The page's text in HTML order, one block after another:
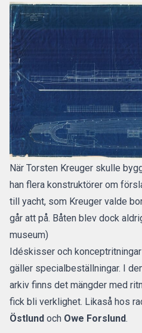
När Torsten Kreuger skulle
han flera konstruktörer om
till yacht, som Kreuger valde
går att på. Båten blev dock
museum)
Idéskisser och
gäller specialbeställningar. I
arkiv finns det mängder med
fick bli verklighet. Likaså hos
Östlund och Owe Forslund.